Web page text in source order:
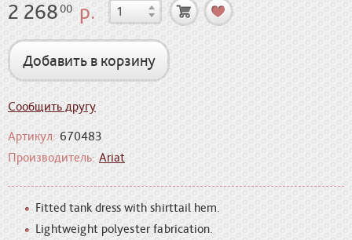
2 26800р.
Добавить в корзину
Сообщить другу
Артикул: 670483
Производитель: Ariat
Fitted tank dress with shirttail hem.
Lightweight polyester fabrication.